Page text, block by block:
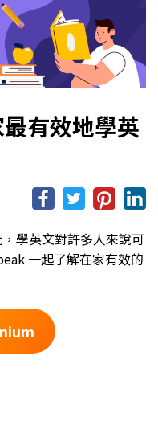
有效地學英
學英文對許多人來說可
一起了解在家有效的